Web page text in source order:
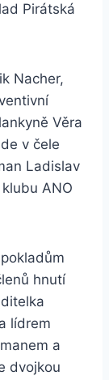
Pirátská
Nacher,
Věra
v čele
Ladislav
ANO
hnutí
lídrem
a
dvojkou